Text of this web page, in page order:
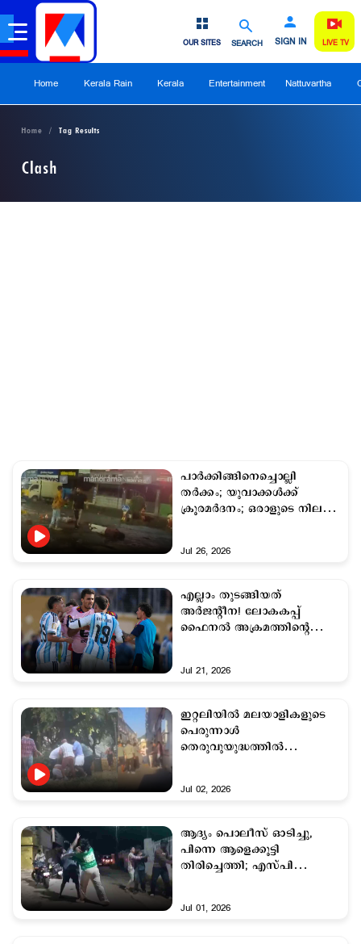
SEARCH SIGN IN
OUR SITES LIVE TV
Home Kerala Rain Kerala Entertainment Nattuvartha
Home Tag Results
Clash
പാർക്കിങ്ങിനെച്ചൊല്ലി
തർക്കം; യുവാക്കൾക്ക്
ക്രൂരമർദനം; ഒരാളുടെ നില
Jul 26, 2026
എല്ലാം തുടങ്ങിയത്
അര്‍ജന്റീന! ലോകകപ്പ്
ഫൈനല്‍ അക്രമത്തിന്‍റെ
Jul 21, 2026
ഇറ്റലിയിൽ മലയാളികളുടെ
പെരുന്നാൾ
തെരുവുയുദ്ധത്തില്‍
Jul 02, 2026
ആദ്യം പൊലീസ് ഓടിച്ചു,
പിന്നെ ആളെക്കൂട്ടി
തിരിച്ചെത്തി; എസ്‌പി
Jul 01, 2026